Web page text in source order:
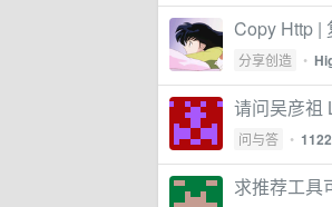
Copy Http |
分享创造 •
请问吴彦祖
问与答 •
求推荐工具